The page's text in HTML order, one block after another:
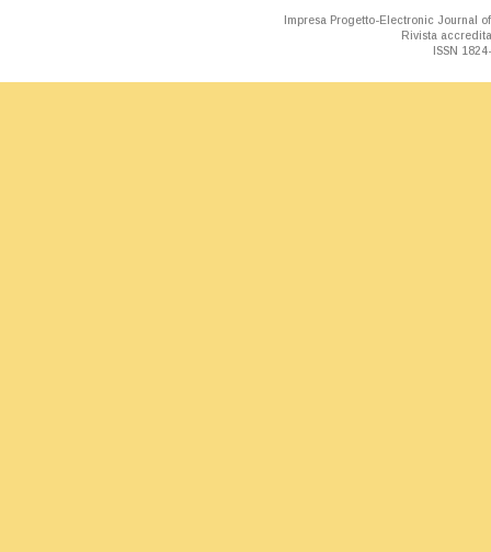
Impresa Progetto-Electronic Journal
Rivista
ISSN